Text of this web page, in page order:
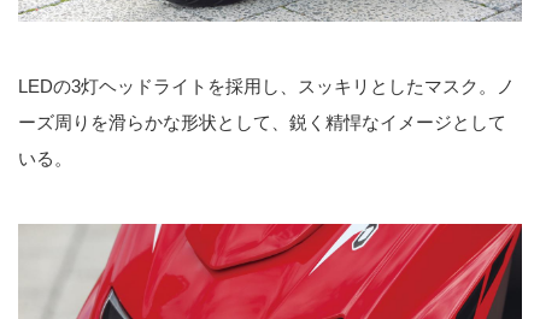
LEDの3灯ヘッドライトを採用し、スッキリとしたマスク。ノ
ーズ周りを滑らかな形状として、鋭く精悍なイメージとして
いる。